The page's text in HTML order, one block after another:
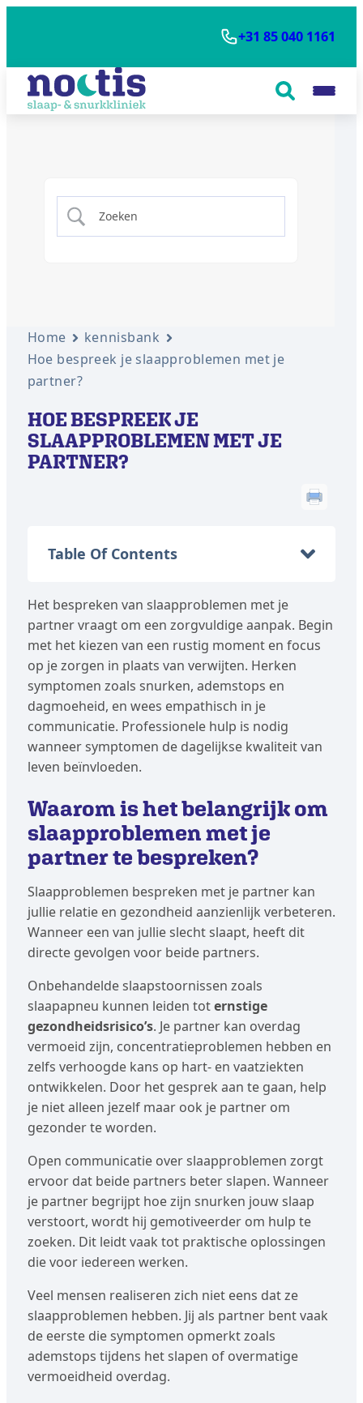
+31 85 040 1161
Home
kennisbank
Hoe bespreek je slaapproblemen met je
partner?
HOE BESPREEK JE
SLAAPPROBLEMEN MET JE
PARTNER?
Table Of Contents
Het bespreken van slaapproblemen met je
partner vraagt om een zorgvuldige aanpak. Begin
met het kiezen van een rustig moment en focus
op je zorgen in plaats van verwijten. Herken
symptomen zoals snurken, ademstops en
dagmoeheid, en wees empathisch in je
communicatie. Professionele hulp is nodig
wanneer symptomen de dagelijkse kwaliteit van
leven beïnvloeden.
Waarom is het belangrijk om
slaapproblemen met je
partner te bespreken?
Slaapproblemen bespreken met je partner kan
jullie relatie en gezondheid aanzienlijk verbeteren.
Wanneer een van jullie slecht slaapt, heeft dit
directe gevolgen voor beide partners.
Onbehandelde slaapstoornissen zoals
slaapapneu kunnen leiden toternstige
gezondheidsrisico’s. Je partner kan overdag
vermoeid zijn, concentratieproblemen hebben en
zelfs verhoogde kans op hart- en vaatziekten
ontwikkelen. Door het gesprek aan te gaan, help
je niet alleen jezelf maar ook je partner om
gezonder te worden.
Open communicatie over slaapproblemen zorgt
ervoor dat beide partners beter slapen. Wanneer
je partner begrijpt hoe zijn snurken jouw slaap
verstoort, wordt hij gemotiveerder om hulp te
zoeken. Dit leidt vaak tot praktische oplossingen
die voor iedereen werken.
Veel mensen realiseren zich niet eens dat ze
slaapproblemen hebben. Jij als partner bent vaak
de eerste die symptomen opmerkt zoals
ademstops tijdens het slapen of overmatige
vermoeidheid overdag.